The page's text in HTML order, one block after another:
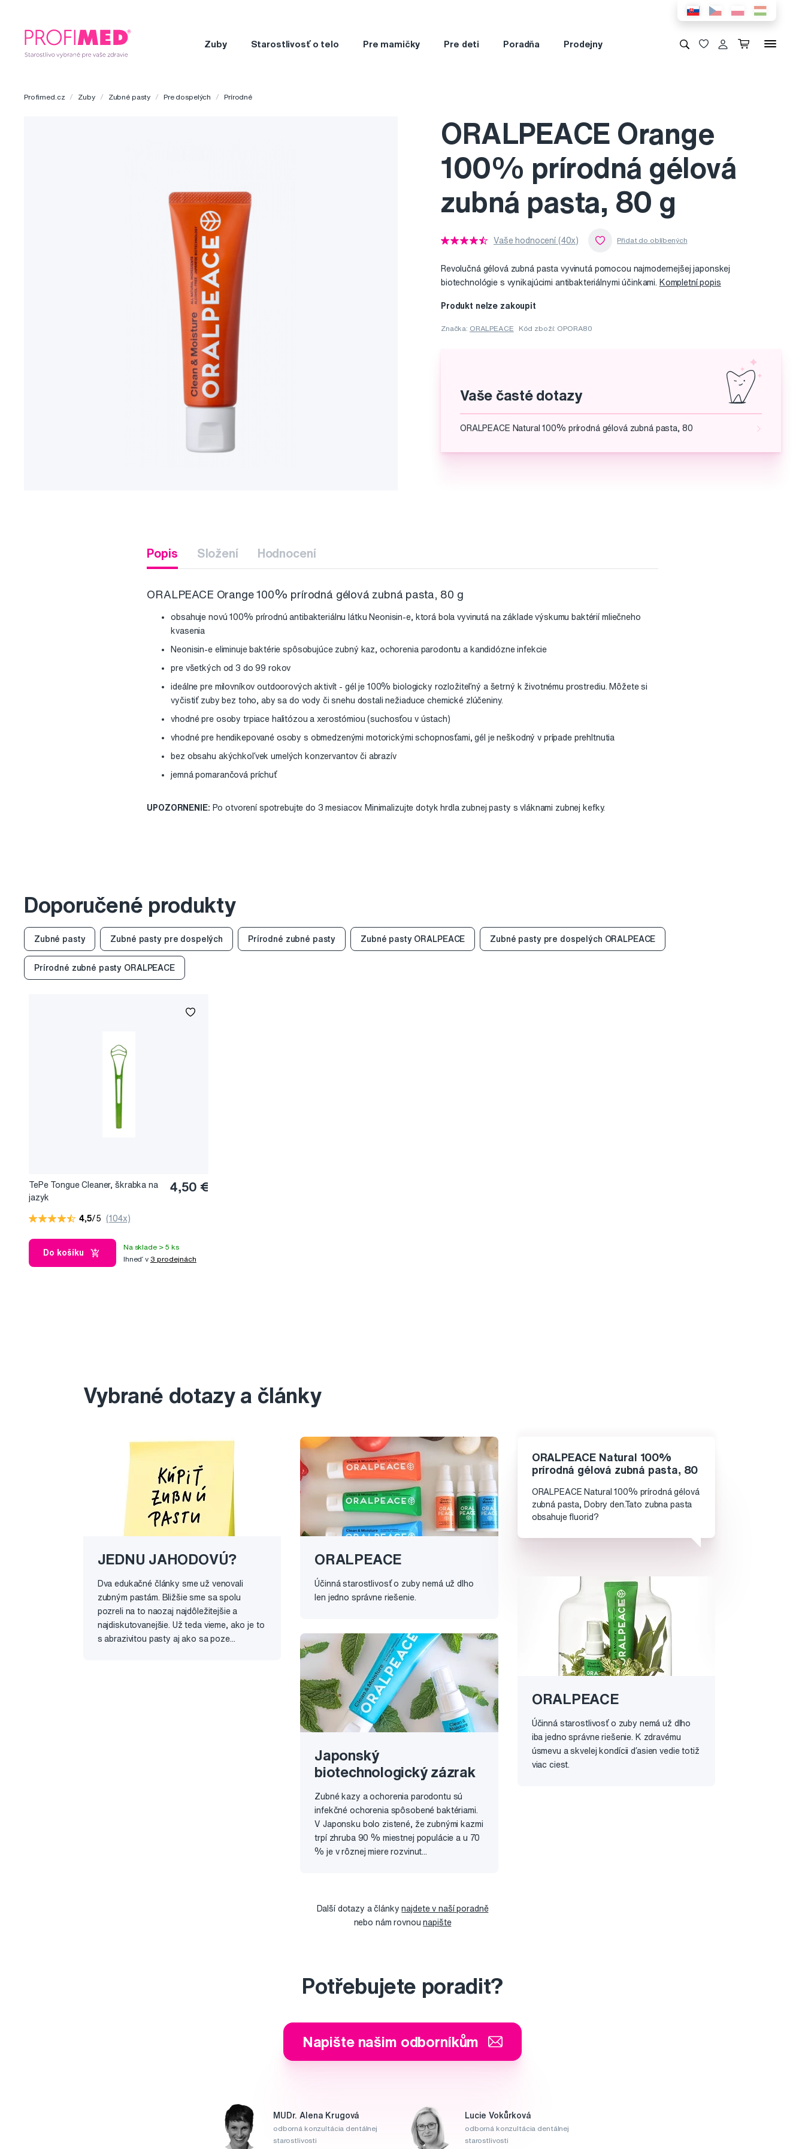
Zuby Starostlivosť o telo Pre mamičky Pre deti Poradňa Prodejny
Profimed.cz Zuby Zubné pasty Pre dospelých Prírodné
ORALPEACE Orange
100% prírodná gélová
zubná pasta, 80 g
Vaše hodnocení (40x)
Revolučná gélová zubná pasta vyvinutá pomocou najmodernejšej japonskej
biotechnológie s vynikajúcimi antibakteriálnymi účinkami. Kompletní popis
Produkt nelze zakoupit
Značka: ORALPEACE Kód zboží: OPORA80
Vaše časté dotazy
ORALPEACE Natural 100% prírodná gélová zubná pasta, 80
Popis Složení Hodnocení
ORALPEACE Orange 100% prírodná gélová zubná pasta, 80 g
obsahuje novú 100% prírodnú antibakteriálnu látku Neonisin-e, ktorá bola vyvinutá na základe výskumu baktérií mliečneho
kvasenia
Neonisin-e eliminuje baktérie spôsobujúce zubný kaz, ochorenia parodontu a kandidózne infekcie
pre všetkých od 3 do 99 rokov
ideálne pre milovníkov outdoorových aktivít - gél je 100% biologicky rozložiteľný a šetrný k životnému prostrediu. Môžete si
vyčistiť zuby bez toho, aby sa do vody či snehu dostali nežiaduce chemické zlúčeniny.
vhodné pre osoby trpiace halitózou a xerostómiou (suchosťou v ústach)
vhodné pre hendikepované osoby s obmedzenými motorickými schopnosťami, gél je neškodný v prípade prehltnutia
bez obsahu akýchkoľvek umelých konzervantov či abrazív
jemná pomarančová príchuť
UPOZORNENIE: Po otvorení spotrebujte do 3 mesiacov. Minimalizujte dotyk hrdla zubnej pasty s vláknami zubnej kefky.
Doporučené produkty
Zubné pasty Zubné pasty pre dospelých Prírodné zubné pasty Zubné pasty ORALPEACE Zubné pasty pre dospelých ORALPEACE
Prírodné zubné pasty ORALPEACE
TePe Tongue Cleaner, škrabka na
jazyk
4,50 €
4,5/5 (104x)
Do košíku
Na sklade > 5 ks
Ihneď v 3 prodejnách
Vybrané dotazy a články
JEDNU JAHODOVÚ?
Dva edukačné články sme už venovali
zubným pastám. Bližšie sme sa spolu
pozreli na to naozaj najdôležitejšie a
najdiskutovanejšie. Už teda vieme, ako je to
s abrazivitou pasty aj ako sa poze...
ORALPEACE
Účinná starostlivosť o zuby nemá už dlho
len jedno správne riešenie.
ORALPEACE Natural 100%
prírodná gélová zubná pasta, 80
ORALPEACE Natural 100% prírodná gélová
zubná pasta, Dobry den.Tato zubna pasta
obsahuje fluorid?
ORALPEACE
Účinná starostlivosť o zuby nemá už dlho
iba jedno správne riešenie. K zdravému
úsmevu a skvelej kondícii ďasien vedie totiž
viac ciest.
Japonský
biotechnologický zázrak
Zubné kazy a ochorenia parodontu sú
infekčné ochorenia spôsobené baktériami.
V Japonsku bolo zistené, že zubnými kazmi
trpí zhruba 90 % miestnej populácie a u 70
% je v rôznej miere rozvinut...
Další dotazy a článkynajdete v naší poradně
nebo nám rovnounapište
Potřebujete poradit?
Napište našim odborníkům
MUDr. Alena Krugová
odborná konzultácia dentálnej
starostlivosti
Lucie Vokůrková
odborná konzultácia dentálnej
starostlivosti